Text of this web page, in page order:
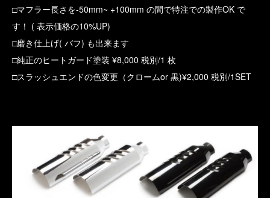
□マフラー長さを-50mm~ +100mm の間で特注での製作OK で
す！ ( 表示価格の10%UP)
□磨き仕上げ( バフ) も出来ます
□純正のヒートガード塗装 ¥8,000 税別/1 枚
□スラッシュエンドの色変更（クロームor 黒)¥2,000 税別/1SET